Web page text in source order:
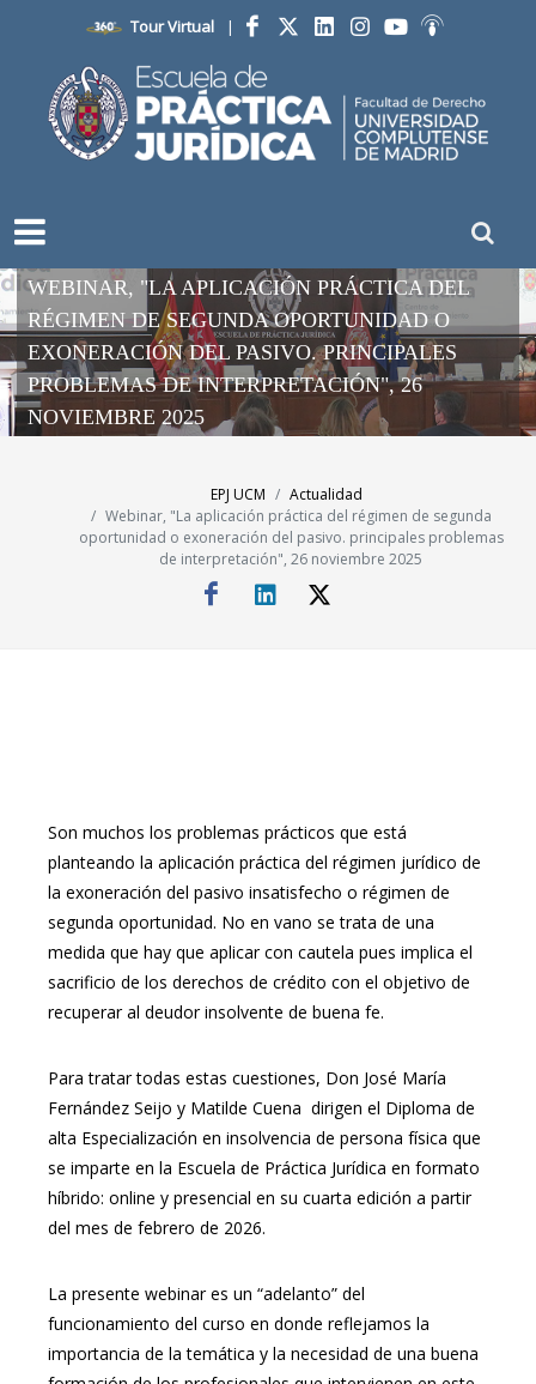
Tour Virtual |
Facebook
WEBINAR, "LA APLICACIÓN PRÁCTICA DEL
RÉGIMEN DE SEGUNDA OPORTUNIDAD O
EXONERACIÓN DEL PASIVO. PRINCIPALES
PROBLEMAS DE INTERPRETACIÓN", 26
NOVIEMBRE 2025
EPJ UCM
Actualidad
Webinar, "La aplicación práctica del régimen de segunda
oportunidad o exoneración del pasivo. principales problemas
de interpretación", 26 noviembre 2025
Son muchos los problemas prácticos que está
planteando la aplicación práctica del régimen jurídico de
la exoneración del pasivo insatisfecho o régimen de
segunda oportunidad. No en vano se trata de una
medida que hay que aplicar con cautela pues implica el
sacrificio de los derechos de crédito con el objetivo de
recuperar al deudor insolvente de buena fe.
Para tratar todas estas cuestiones, Don José María
Fernández Seijo y Matilde Cuena dirigen el Diploma de
alta Especialización en insolvencia de persona física que
se imparte en la Escuela de Práctica Jurídica en formato
híbrido: online y presencial en su cuarta edición a partir
del mes de febrero de 2026.
La presente webinar es un “adelanto” del
funcionamiento del curso en donde reflejamos la
importancia de la temática y la necesidad de una buena